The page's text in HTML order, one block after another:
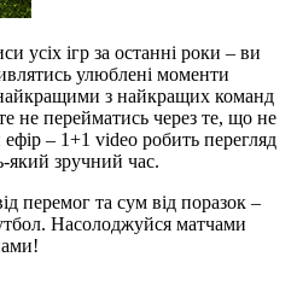
усіх ігр за останні роки – ви
улюблені моменти
з найкращих команд
не перейматись через те, що не
– 1+1 video робить перегляд
зручний час.
перемог та сум від поразок –
Насолоджуйся матчами